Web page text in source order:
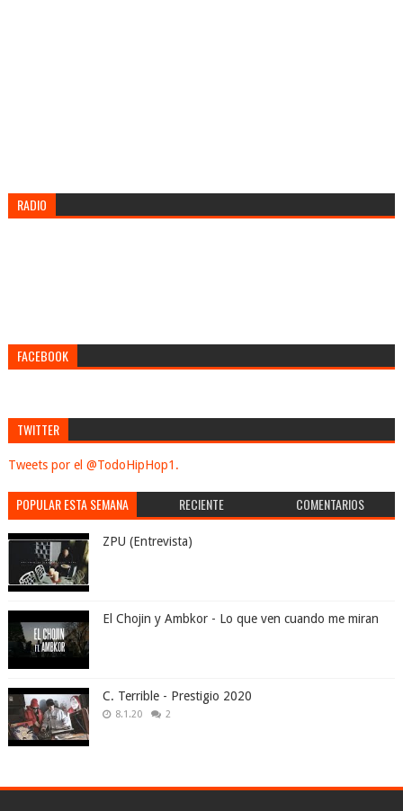
RADIO
FACEBOOK
TWITTER
Tweets por el @TodoHipHop1.
POPULAR ESTA SEMANA RECIENTE COMENTARIOS
ZPU (Entrevista)
El Chojin y Ambkor - Lo que ven cuando me miran
C. Terrible - Prestigio 2020
8.1.20 2